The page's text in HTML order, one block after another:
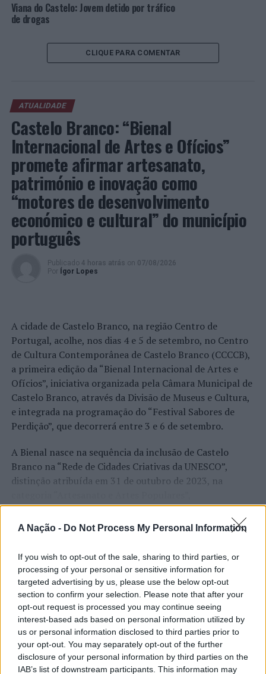
A Nação - Do Not Process My Personal Information
If you wish to opt-out of the sale, sharing to third parties, or
processing of your personal or sensitive information for
targeted advertising by us, please use the below opt-out
section to confirm your selection. Please note that after your
opt-out request is processed you may continue seeing
interest-based ads based on personal information utilized by
us or personal information disclosed to third parties prior to
your opt-out. You may separately opt-out of the further
disclosure of your personal information by third parties on the
IAB’s list of downstream participants. This information may
e expetativas dos clientes, aumentar a sua satisfação
através de um sistema de gestão e melhorar o
desempenho global da Organização, a ISO 9001 assenta
no propósito fundamental da existência de uma
Foto: CMVC.
TÓPICOS RELACIONADOS: APCER
CERTIFICADO
DESTAQUE
VIANA DO CASTELO
PRÓXIMO
Complexo Desportivo de Barcelos vai arrancar
NÃO PERCA
Viana do Castelo: Candidaturas a Bolsas de Estudo do 1º
Ciclo do Ensino Superior até 31 de outubro
Viana do Castelo: Jovem detido por tráfico
de drogas
CLIQUE PARA COMENTAR
ATUALIDADE
Castelo Branco: “Bienal
Internacional de Artes e Ofícios”
promete afirmar artesanato,
património e inovação como
“motores de desenvolvimento
económico e cultural” do município
português
Publicado 4 horas atrás on 07/08/2026
Por
Ígor Lopes
A cidade de Castelo Branco, na região Centro de
Portugal, acolhe, nos dias 4 e 5 de setembro, no Centro
de Cultura Contemporânea de Castelo Branco (CCCCB),
a primeira edição da “Bienal Internacional de Artes e
Ofícios”, iniciativa organizada pela Câmara Municipal de
Castelo Branco, através da Divisão de Museus e Cultura,
e integrada na programação do “Festival Sabores de
Perdição”, que decorrerá entre 3 e 6 de setembro.
A Bienal nasce na sequência da inclusão de Castelo
Branco na “Rede de Cidades Criativas da UNESCO”,
distinção atribuída em 31 de outubro de 2023, na
reconhecimento internacional alcançado graças ao
“valor patrimonial, artístico e identitário” do “Bordado
emblemáticas da cultura portuguesa e elemento central
da identidade albicastrense.
Ao longo de dois dias, especialistas nacionais e
internacionais, investigadores, artesãos, representantes
institucionais, organismos públicos, instituições de
ensino superior e cidades pertencentes à “Rede de
Cidades Criativas da UNESCO” discutirão políticas
públicas, inovação, empreendedorismo,
CONTINUAR A LER
ATUALIDADE
Covilhã: Especialista aponta
investimento estrangeiro e
valorização imobiliária como
motores do crescimento da Beira